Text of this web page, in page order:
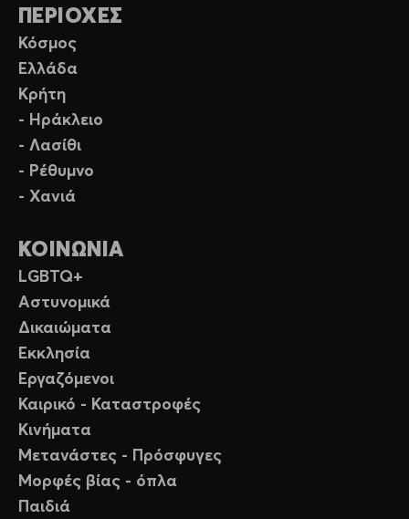
ΠΕΡΙΟΧΕΣ
Κόσμος
Ελλάδα
Κρήτη
- Ηράκλειο
- Λασίθι
- Ρέθυμνο
- Χανιά
ΚΟΙΝΩΝΙΑ
LGBTQ+
Αστυνομικά
Δικαιώματα
Εκκλησία
Εργαζόμενοι
Καιρικό - Καταστροφές
Κινήματα
Μετανάστες - Πρόσφυγες
Μορφές βίας - όπλα
Παιδιά